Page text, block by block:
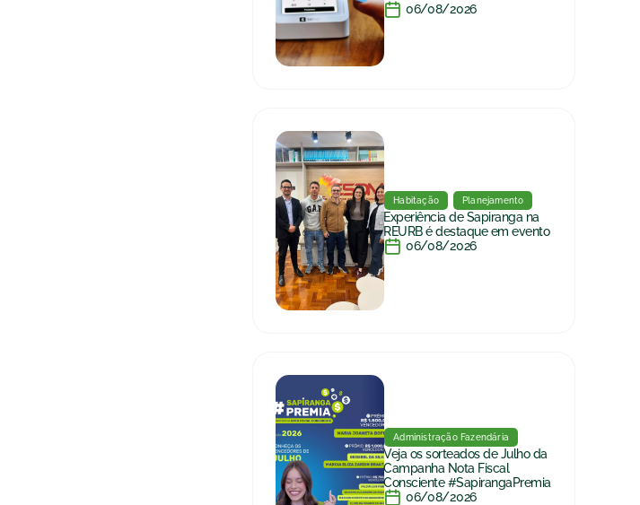
06/08/2026
Habitação Planejamento
Experiência de Sapiranga na
REURB é destaque em evento
06/08/2026
Administração Fazendária
Veja os sorteados de Julho da
Campanha Nota Fiscal
Consciente #SapirangaPremia
06/08/2026